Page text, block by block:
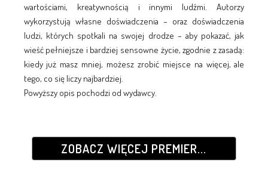
wartościami, kreatywnością i innymi ludźmi. Autorzy
wykorzystują własne doświadczenia – oraz doświadczenia
ludzi, których spotkali na swojej drodze – aby pokazać, jak
wieść pełniejsze i bardziej sensowne życie, zgodnie z zasadą:
kiedy już masz mniej, możesz zrobić miejsce na więcej, ale
tego, co się liczy najbardziej.
Powyższy opis pochodzi od wydawcy.
ZOBACZ WIĘCEJ PREMIER...